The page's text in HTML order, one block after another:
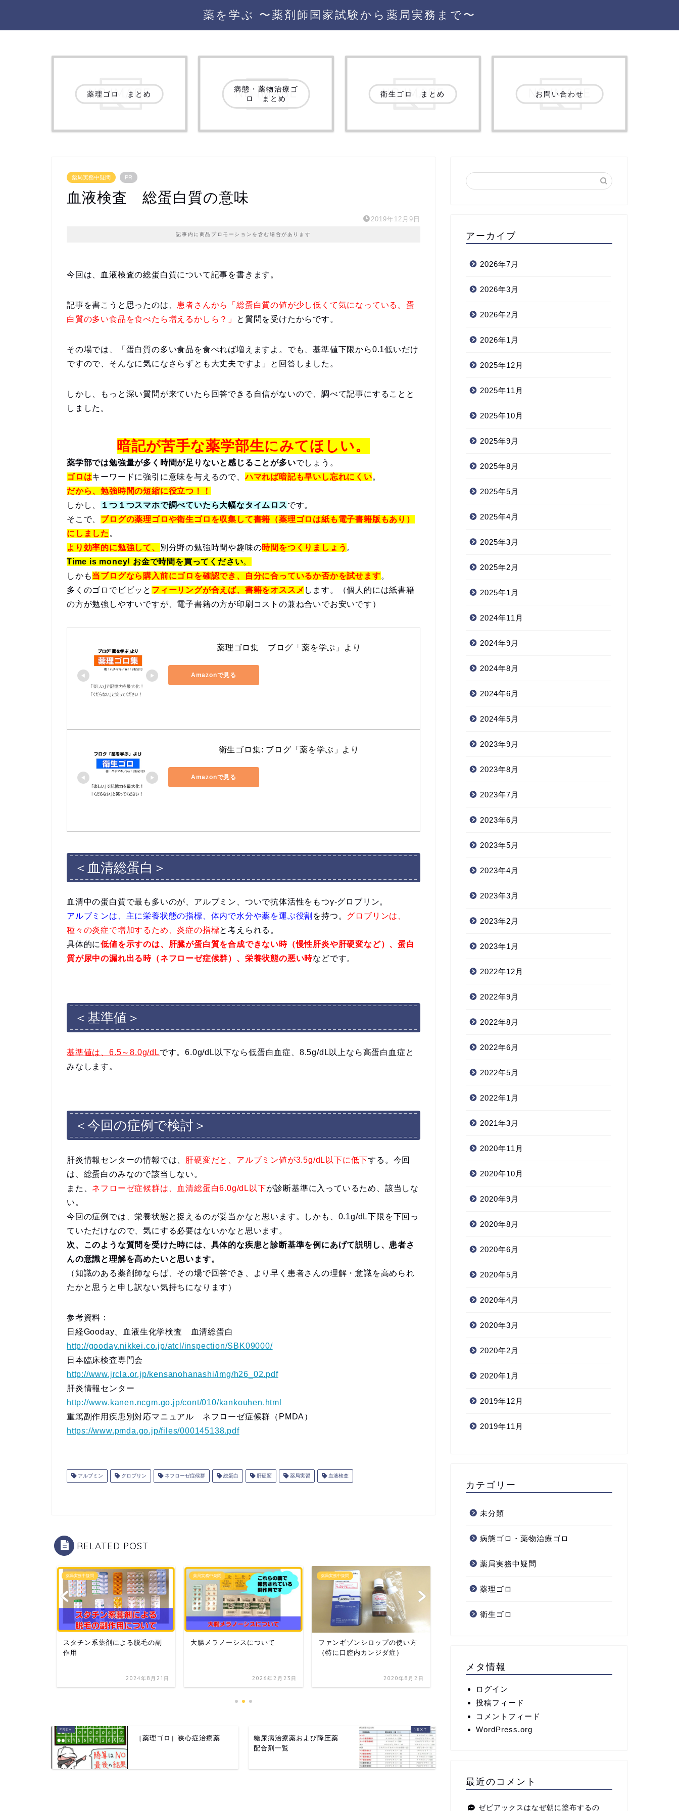
薬を学ぶ 〜薬剤師国家試験から薬局実務まで〜
薬理ゴロ まとめ
病態・薬物治療ゴ
ロ まとめ
衛生ゴロ まとめ お問い合わせ
薬局実務中疑問 PR
血液検査 総蛋白質の意味
2019年12月9日
記事内に商品プロモーションを含む場合があります
今回は、血液検査の総蛋白質について記事を書きます。
記事を書こうと思ったのは、 患者さんから「総蛋白質の値が少し低くて気になっている。蛋
白質の多い食品を食べたら増えるかしら？」
と質問を受けたからです。
その場では、「蛋白質の多い食品を食べれば増えますよ。でも、基準値下限から0.1低いだけ
ですので、そんなに気になさらずとも大丈夫ですよ」と回答しました。
しかし、もっと深い質問が来ていたら回答できる自信がないので、調べて記事にすることと
しました。
暗記が苦手な薬学部生にみてほしい。
薬学部では勉強量が多く時間が足りないと感じることが多いでしょう。
ゴロはキーワードに強引に意味を与えるので、ハマれば暗記も早いし忘れにくい。
だから、勉強時間の短縮に役立つ！！
しかし、
１つ１つスマホで調べていたら大幅なタイムロスです。
そこで、 ブログの薬理ゴロや衛生ゴロを収集して書籍（薬理ゴロは紙も電子書籍版もあり）
にしました 。
より効率的に勉強して、
別分野の勉強時間や趣味の時間をつくりましょう 。
Time is money! お金で時間を買ってください。
しかも当ブログなら購入前にゴロを確認でき、自分に合っているか否かを試せます。
多くのゴロでビビッと フィーリングが合えば、書籍をオススメ します。（個人的には紙書籍
の方が勉強しやすいですが、電子書籍の方が印刷コストの兼ね合いでお安いです）
薬理ゴロ集　ブログ「薬を学ぶ」より
Amazonで見る
衛生ゴロ集: ブログ「薬を学ぶ」より
Amazonで見る
＜血清総蛋白＞
血清中の蛋白質で最も多いのが、アルブミン、ついで抗体活性をもつγ-グロブリン。
アルブミンは、主に栄養状態の指標、体内で水分や薬を運ぶ役割 を持つ。 グロブリンは、
種々の炎症で増加するため、炎症の指標と考えられる。
具体的に低値を示すのは、肝臓が蛋白質を合成できない時（慢性肝炎や肝硬変など）、蛋白
質が尿中の漏れ出る時（ネフローゼ症候群）、栄養状態の悪い時などです。
＜基準値＞
基準値は、6.5～8.0g/dLです。6.0g/dL以下なら低蛋白血症、8.5g/dL以上なら高蛋白血症と
みなします。
＜今回の症例で検討＞
肝炎情報センターの情報では、 肝硬変だと、アルブミン値が3.5g/dL以下に低下する。今回
は、総蛋白のみなので該当しない。
また、 ネフローゼ症候群は、血清総蛋白6.0g/dL以下が診断基準に入っているため、該当しな
い。
今回の症例では、栄養状態と捉えるのが妥当かなと思います。しかも、0.1g/dL下限を下回っ
ていただけなので、気にする必要はないかなと思います。
次、このような質問を受けた時には、具体的な疾患と診断基準を例にあげて説明し、患者さ
んの意識と理解を高めたいと思います。
（知識のある薬剤師ならば、その場で回答でき、より早く患者さんの理解・意識を高められ
たかと思うと申し訳ない気持ちになります）
参考資料：
日経Gooday、血液生化学検査 血清総蛋白
http://gooday.nikkei.co.jp/atcl/inspection/SBK09000/
日本臨床検査専門会
http://www.jrcla.or.jp/kensanohanashi/img/h26_02.pdf
肝炎情報センター
http://www.kanen.ncgm.go.jp/cont/010/kankouhen.html
重篤副作用疾患別対応マニュアル ネフローゼ症候群（PMDA）
https://www.pmda.go.jp/files/000145138.pdf
アルブミン グロブリン ネフローゼ症候群 総蛋白 肝硬変 薬局実習 血液検査
RELATED POST
薬局実務中疑問
スタチン系薬剤による脱毛の副
作用
2024年8月21日
薬局実務中疑問
大腸メラノーシスについて
2026年2月23日
薬局実務中疑問
ファンギゾンシロップの使い方
（特に口腔内カンジダ症）
2020年8月2日
［薬理ゴロ］狭心症治療薬
糖尿病治療薬および降圧薬
配合剤一覧
アーカイブ
2026年7月
2026年3月
2026年2月
2026年1月
2025年12月
2025年11月
2025年10月
2025年9月
2025年8月
2025年5月
2025年4月
2025年3月
2025年2月
2025年1月
2024年11月
2024年9月
2024年8月
2024年6月
2024年5月
2023年9月
2023年8月
2023年7月
2023年6月
2023年5月
2023年4月
2023年3月
2023年2月
2023年1月
2022年12月
2022年9月
2022年8月
2022年6月
2022年5月
2022年1月
2021年3月
2020年11月
2020年10月
2020年9月
2020年8月
2020年6月
2020年5月
2020年4月
2020年3月
2020年2月
2020年1月
2019年12月
2019年11月
カテゴリー
未分類
病態ゴロ・薬物治療ゴロ
薬局実務中疑問
薬理ゴロ
衛生ゴロ
メタ情報
ログイン
投稿フィード
コメントフィード
WordPress.org
最近のコメント
ゼビアックスはなぜ朝に塗布するの